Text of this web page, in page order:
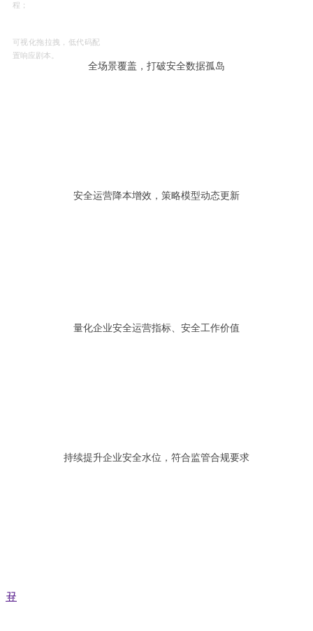
程；
可视化拖拉拽，低代码配
置响应剧本。
全场景覆盖，打破安全数据孤岛
安全运营降本增效，策略模型动态更新
量化企业安全运营指标、安全工作价值
持续提升企业安全水位，符合监管合规要求
끂